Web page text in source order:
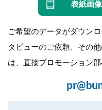
表紙画
ご希望のデータがダウン
タビューのご依頼、その
は、直接プロモーション部